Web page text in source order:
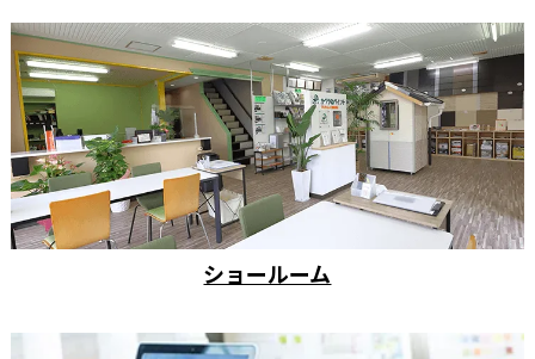
ショールーム